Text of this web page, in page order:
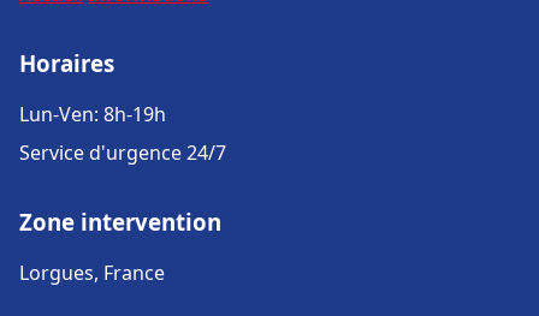
Horaires
Lun-Ven: 8h-19h
Service d'urgence 24/7
Zone intervention
Lorgues, France